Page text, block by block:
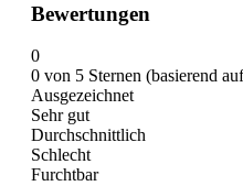
Bewertungen
0
0 von 5 Sternen (basierend
Ausgezeichnet
Sehr gut
Durchschnittlich
Schlecht
Furchtbar